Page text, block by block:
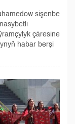
sişenbe
çäresine
habar berşi